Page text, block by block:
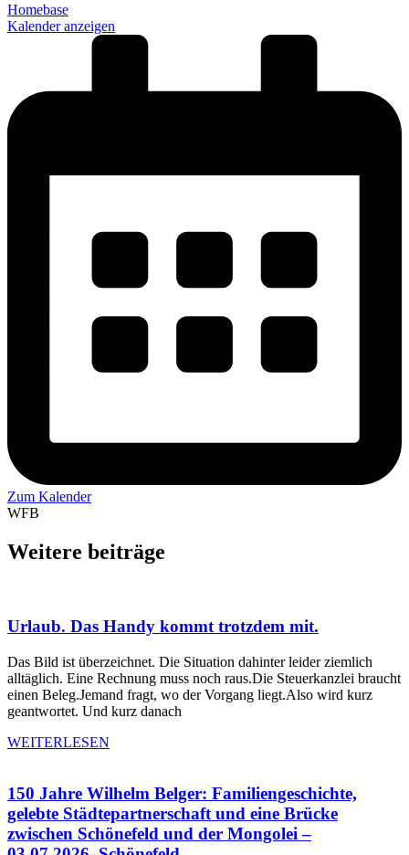
Homebase
Kalender anzeigen
Zum Kalender
WFB
Weitere beiträge
Urlaub. Das Handy kommt trotzdem mit.
Das Bild ist überzeichnet. Die Situation dahinter leider ziemlich
alltäglich. Eine Rechnung muss noch raus.Die Steuerkanzlei braucht
einen Beleg.Jemand fragt, wo der Vorgang liegt.Also wird kurz
geantwortet. Und kurz danach
WEITERLESEN
150 Jahre Wilhelm Belger: Familiengeschichte,
gelebte Städtepartnerschaft und eine Brücke
zwischen Schönefeld und der Mongolei –